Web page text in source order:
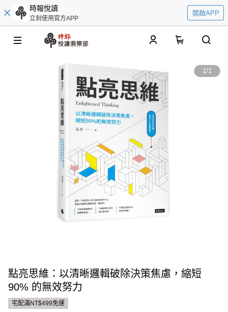
時報悅讀
立刻使用官方APP
開啟APP
1/1
點亮思維：以清晰邏輯破除決策焦慮，縮短
90% 的無效努力
宅配滿NT$499免運